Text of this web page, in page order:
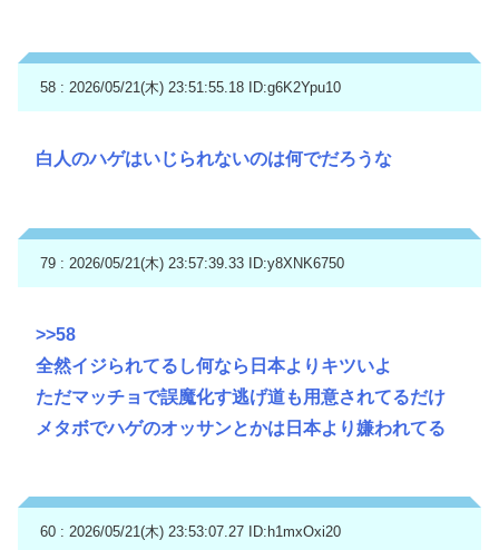
58 : 2026/05/21(木) 23:51:55.18 ID:g6K2Ypu10
白人のハゲはいじられないのは何でだろうな
79 : 2026/05/21(木) 23:57:39.33 ID:y8XNK6750
>>58
全然イジられてるし何なら日本よりキツいよ
ただマッチョで誤魔化す逃げ道も用意されてるだけ
メタボでハゲのオッサンとかは日本より嫌われてる
60 : 2026/05/21(木) 23:53:07.27 ID:h1mxOxi20